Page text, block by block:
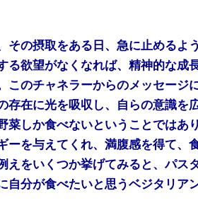
その摂取をある日、急に止めるよ
る欲望がなくなれば、精神的な成
このチャネラーからのメッセージ
存在に光を吸収し、自らの意識を
菜しか食べないということではあ
ーを与えてくれ、満腹感を得て、
えをいくつか挙げてみると、パス
自分が食べたいと思うベジタリア